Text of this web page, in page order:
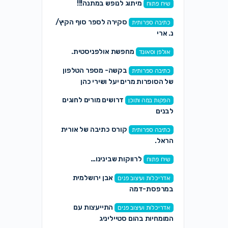
שיח פתוח מיתוג לנופש במתנה!!!
כתיבה ספרותית
סקירה לספר סוף הקיץ/
נ. ארי
אולפן וסאונד מחפשת אולפניסטית.
כתיבה ספרותית
בקשה- מספר הטלפון
של הסופרות מרים יעל ושירי כהן
הפקות במה ותוכן
דרושים מורים לחוגים
לבנים
כתיבה ספרותית
קורס כתיבה של אורית
הראל.
שיח פתוח לרווקות שבינינו…
אדריכלות ועיצוב פנים
אבן ירושלמית
במרפסת-דמה
אדריכלות ועיצוב פנים
התייעצות עם
המומחיות בהום סטייליניג